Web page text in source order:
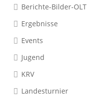
Berichte-Bilder-OLT
Ergebnisse
Events
Jugend
KRV
Landesturnier